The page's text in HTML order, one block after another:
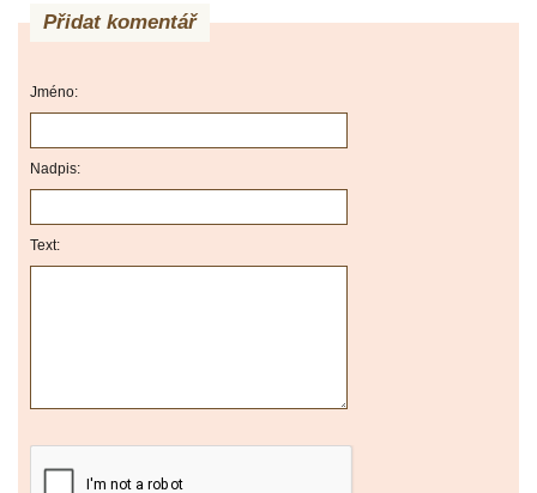
Přidat komentář
Jméno:
Nadpis:
Text: